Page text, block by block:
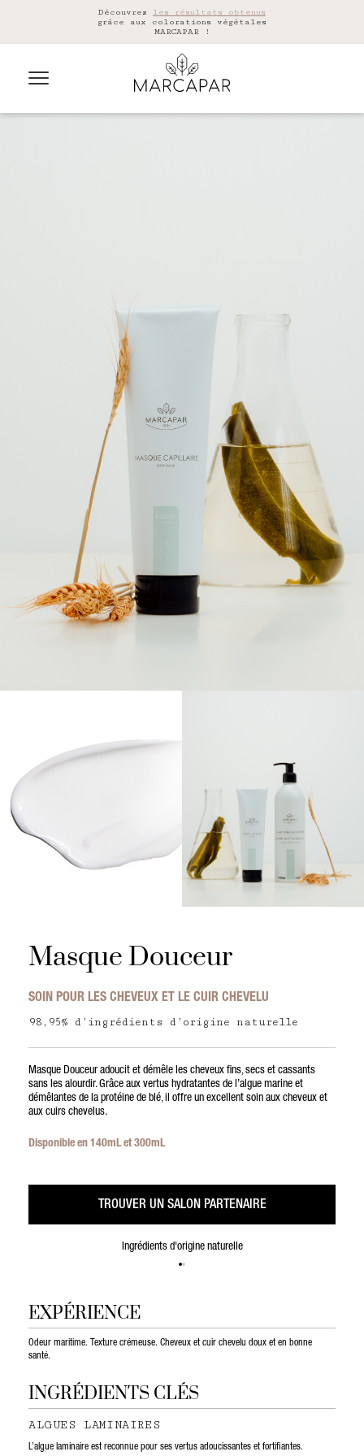
Découvrez les résultats obtenus
grâce aux colorations végétales
MARCAPAR !
Masque Douceur
SOIN POUR LES CHEVEUX ET LE CUIR CHEVELU
98,95% d’ingrédients d’origine naturelle
Masque Douceur adoucit et démêle les cheveux fins, secs et cassants
sans les alourdir. Grâce aux vertus hydratantes de l’algue marine et
démêlantes de la protéine de blé, il offre un excellent soin aux cheveux et
aux cuirs chevelus.
Disponible en 140mL et 300mL
TROUVER UN SALON PARTENAIRE
Ingrédients d'origine naturelle
EXPÉRIENCE
Odeur maritime. Texture crémeuse. Cheveux et cuir chevelu doux et en bonne
santé.
INGRÉDIENTS CLÉS
ALGUES LAMINAIRES
L’algue laminaire est reconnue pour ses vertus adoucissantes et fortifiantes.